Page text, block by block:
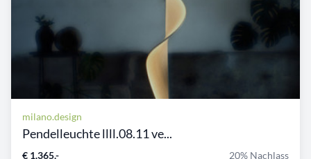
milano.design
Pendelleuchte llll.08.11 ve...
€ 1.365,- 20% Nachlass